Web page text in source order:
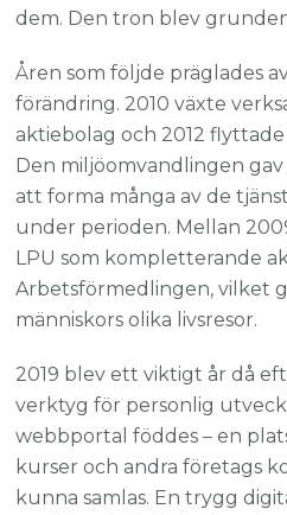
dem. Den tron blev
Åren som följde präglades
förändring. 2010 växte
aktiebolag och 2012
Den miljöomvandlingen
att forma många av de
under perioden. Mellan
LPU som kompletterande
Arbetsförmedlingen, vilket
människors olika livsresor.
2019 blev ett viktigt år då
verktyg för personlig
webbportal föddes – en
kurser och andra företags
kunna samlas. En trygg